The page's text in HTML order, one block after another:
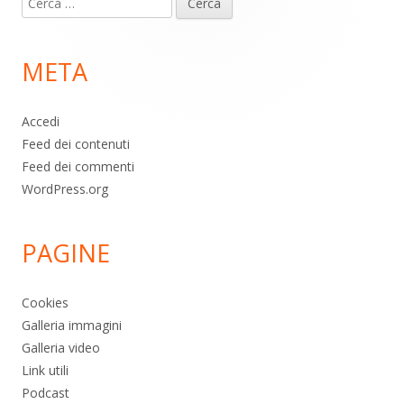
piè
pagina
per:
META
Accedi
Feed dei contenuti
Feed dei commenti
WordPress.org
PAGINE
Cookies
Galleria immagini
Galleria video
Link utili
Podcast